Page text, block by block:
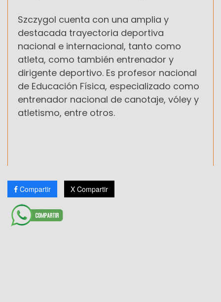
Szczygol cuenta con una amplia y
destacada trayectoria deportiva
nacional e internacional, tanto como
atleta, como también entrenador y
dirigente deportivo. Es profesor nacional
de Educación Física, especializado como
entrenador nacional de canotaje, vóley y
atletismo, entre otros.
Compartir X Compartir